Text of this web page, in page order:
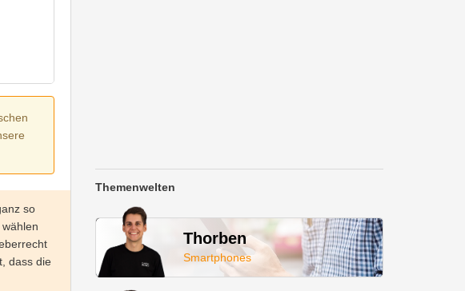
so
dass die
Themenwelten
Thorben
Smartphones